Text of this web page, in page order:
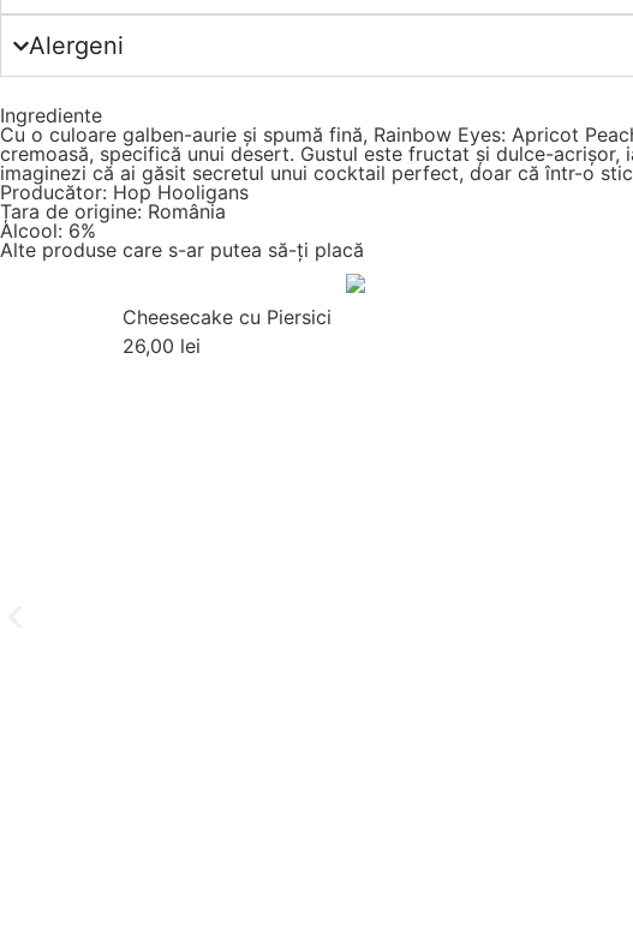
Alergeni
Ingrediente
Cu o culoare galben-aurie și spumă fină, Rainbow Eyes: Apricot
cremoasă, specifică unui desert. Gustul este fructat și dulce-
imaginezi că ai găsit secretul unui cocktail perfect, doar că într-o
Producător: Hop Hooligans
Țara de origine: România
Alcool: 6%
Alte produse care s-ar putea să-ți placă
Cheesecake cu Piersici
26,00 lei